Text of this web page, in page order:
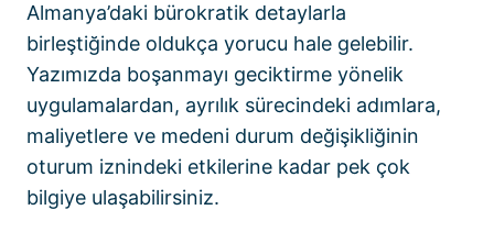
Almanya’daki bürokratik detaylarla
birleştiğinde oldukça yorucu hale gelebilir.
Yazımızda boşanmayı geciktirme yönelik
uygulamalardan, ayrılık sürecindeki adımlara,
maliyetlere ve medeni durum değişikliğinin
oturum iznindeki etkilerine kadar pek çok
bilgiye ulaşabilirsiniz.